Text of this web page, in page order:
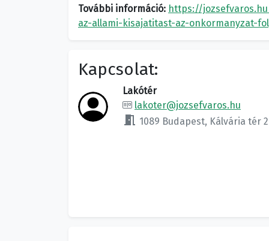
További információ: https://
az-allami-kisajatitast-az-onkormanyzat-
Kapcsolat:
Lakótér
lakoter@jozsefvaros.hu
meeting_room 1089 Budapest, Kálvária tér